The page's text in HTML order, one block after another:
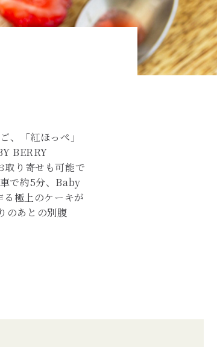
「紅ほっぺ」
BERRY
取り寄せも可能で
で約5分、Baby
極上のケーキが
のあとの別腹